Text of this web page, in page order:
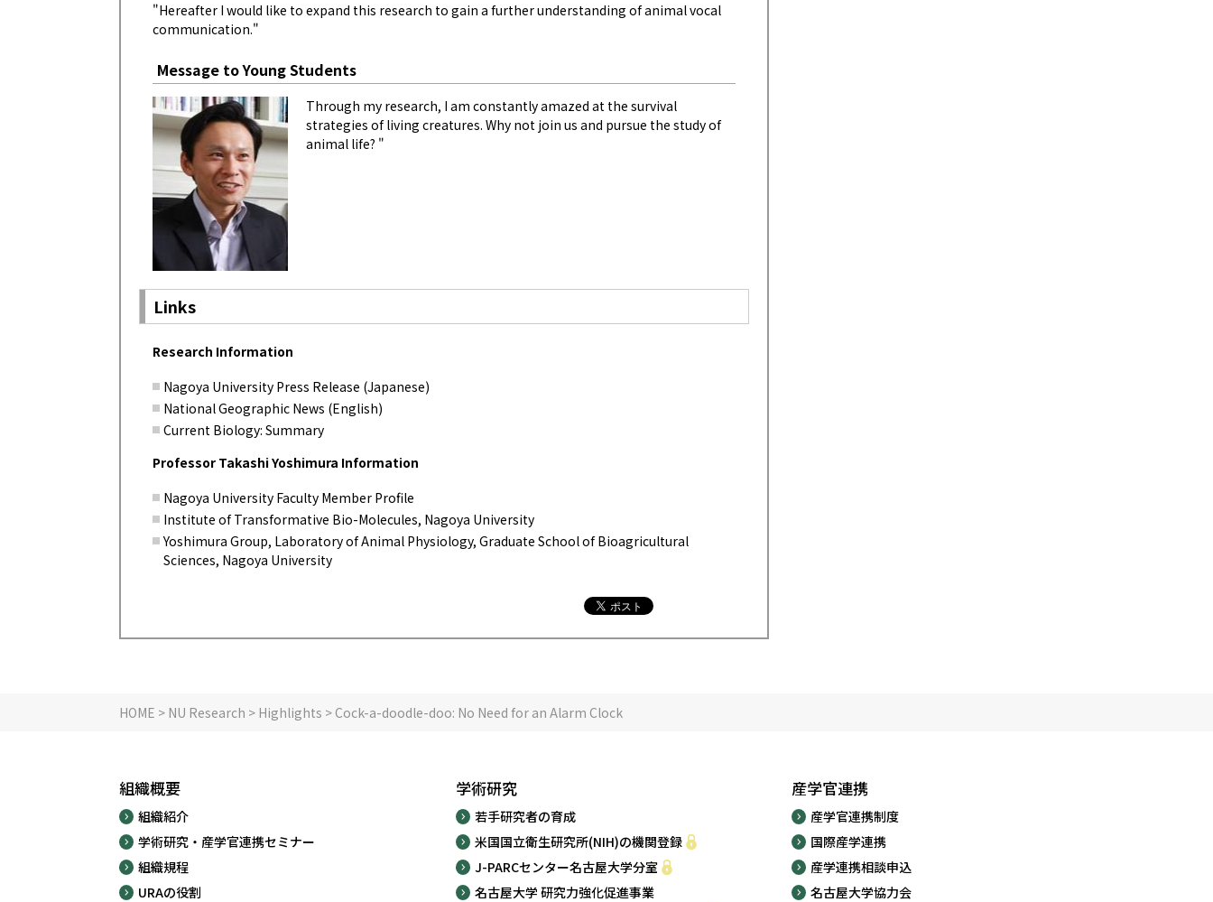
"Hereafter I would like to expand this research to gain a further understanding of animal vocal
communication."
Message to Young Students
Through my research, I am constantly amazed at the survival
strategies of living creatures. Why not join us and pursue the study of
animal life? "
Links
Research Information
Nagoya University Press Release (Japanese)
National Geographic News (English)
Current Biology: Summary
Professor Takashi Yoshimura Information
Nagoya University Faculty Member Profile
Institute of Transformative Bio-Molecules, Nagoya University
Yoshimura Group, Laboratory of Animal Physiology, Graduate School of Bioagricultural
Sciences, Nagoya University
HOME > NU Research > Highlights > Cock-a-doodle-doo: No Need for an Alarm Clock
組織概要
組織紹介
学術研究・産学官連携セミナー
組織規程
URAの役割
学術研究
若手研究者の育成
米国国立衛生研究所(NIH)の機関登録
J-PARCセンター名古屋大学分室
名古屋大学 研究力強化促進事業
産学官連携
産学官連携制度
国際産学連携
産学連携相談申込
名古屋大学協力会